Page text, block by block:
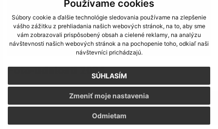
Používame cookies
Súbory cookie a ďalšie technológie sledovania používame na zlepšenie
vášho zážitku z prehliadania našich webových stránok, na to, aby sme
vám zobrazovali prispôsobený obsah a cielené reklamy, na analýzu
návštevnosti našich webových stránok a na pochopenie toho, odkiaľ naši
návštevníci prichádzajú.
SÚHLASÍM
Odmietam
Zmeniť moje nastavenia
Rekonštrukcia strechy gréckokatolíckeho chrámu
ukončená
Foto-udalosti 2024